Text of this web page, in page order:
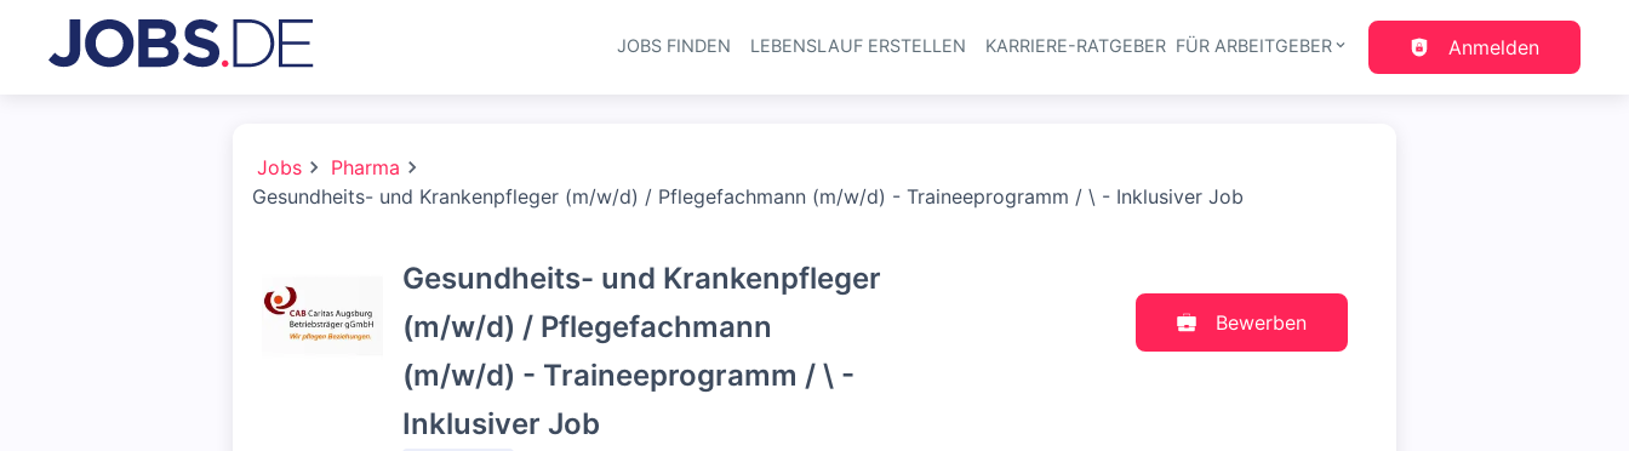
Haupt-Navigation
JOBS FINDEN LEBENSLAUF ERSTELLEN KARRIERE-RATGEBER FÜR ARBEITGEBER Anmelden
Jobs
Pharma
Gesundheits- und Krankenpfleger (m/w/d) / Pflegefachmann (m/w/d) - Traineeprogramm / \ - Inklusiver Job
Gesundheits- und Krankenpfleger
(m/w/d) / Pflegefachmann
(m/w/d) - Traineeprogramm / \ -
Inklusiver Job
Bewerben